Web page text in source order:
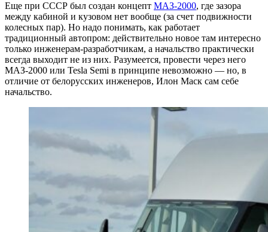
Еще при СССР был создан концепт МАЗ-2000, где зазора
между кабиной и кузовом нет вообще (за счет подвижности
колесных пар). Но надо понимать, как работает
традиционный автопром: действительно новое там интересно
только инженерам-разработчикам, а начальство практически
всегда выходит не из них. Разумеется, провести через него
МАЗ-2000 или Tesla Semi в принципе невозможно — но, в
отличие от белорусских инженеров, Илон Маск сам себе
начальство.